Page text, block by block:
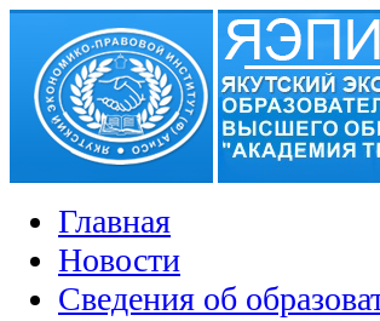
Главная
Новости
Сведения об